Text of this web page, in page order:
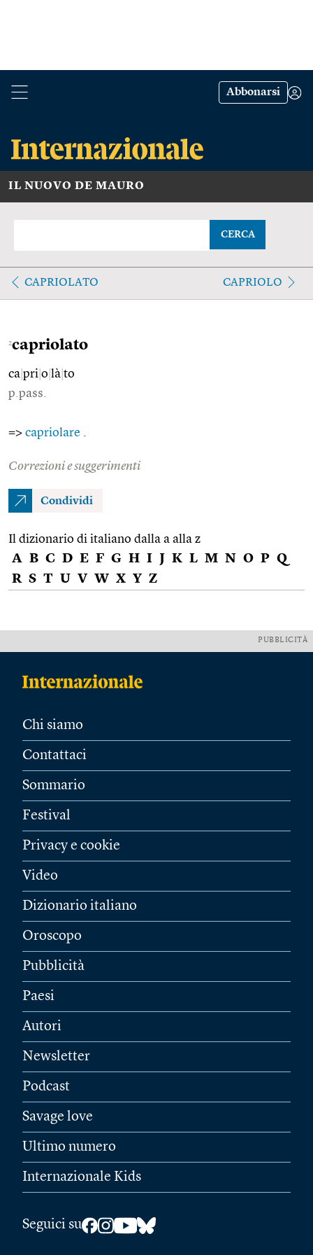
Abbonarsi
IL NUOVO DE MAURO
CERCA
CAPRIOLATO CAPRIOLO
2capriolato
ca pri o là to
p.pass.
=> capriolare
Correzioni e suggerimenti
Condividi
Il dizionario di italiano dalla a alla z
A B C D E F G H I J K L M N O P Q
R S T U V W X Y Z
PUBBLICITÀ
Chi siamo
Contattaci
Sommario
Festival
Privacy e cookie
Video
Dizionario italiano
Oroscopo
Pubblicità
Paesi
Autori
Newsletter
Podcast
Savage love
Ultimo numero
Internazionale Kids
Seguici su